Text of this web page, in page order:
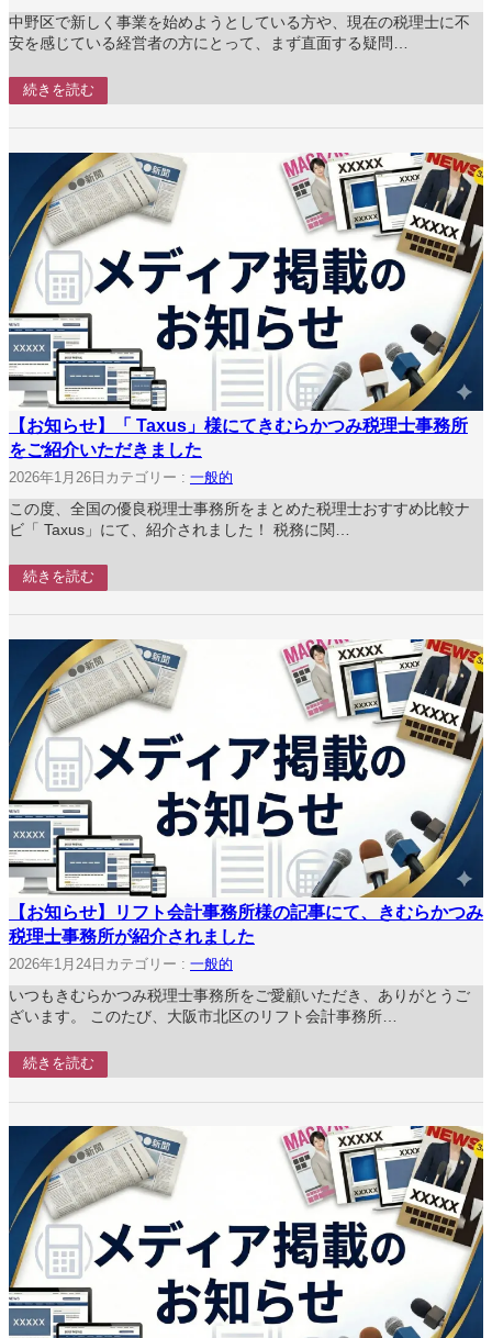
中野区で新しく事業を始めようとしている方や、現在の税理士に不
安を感じている経営者の方にとって、まず直面する疑問…
続きを読む
【お知らせ】「 Taxus」様にてきむらかつみ税理士事務所
をご紹介いただきました
2026年1月26日 カテゴリー : 一般的
この度、全国の優良税理士事務所をまとめた税理士おすすめ比較ナ
ビ「 Taxus」にて、紹介されました！ 税務に関…
続きを読む
【お知らせ】リフト会計事務所様の記事にて、きむらかつみ
税理士事務所が紹介されました
2026年1月24日 カテゴリー : 一般的
いつもきむらかつみ税理士事務所をご愛顧いただき、ありがとうご
ざいます。 このたび、大阪市北区のリフト会計事務所…
続きを読む